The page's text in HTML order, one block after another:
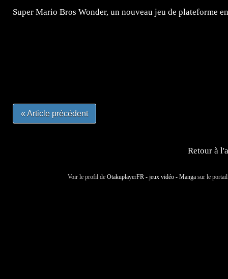
Super Mario Bros Wonder, un nouveau jeu de plateforme
« Article précédent
Retour à
Voir le profil de OtakuplayerFR - jeux vidéo - Manga sur le